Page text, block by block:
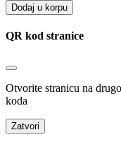
Dodaj u korpu
QR kod stranice
Otvorite stranicu na
koda
Zatvori